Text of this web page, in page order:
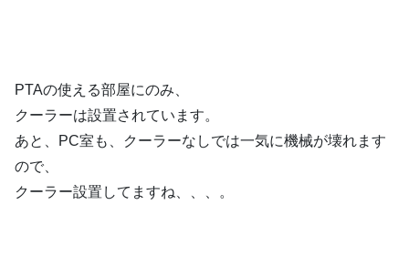
PTAの使える部屋にのみ、
クーラーは設置されています。
あと、PC室も、クーラーなしでは一気に機械が壊れます
ので、
クーラー設置してますね、、、。